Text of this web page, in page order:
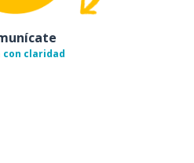
con claridad